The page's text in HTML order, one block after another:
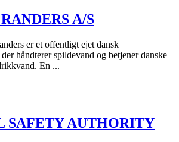
A/S
er et offentligt ejet dansk
håndterer spildevand og betjener danske
En ...
SAFETY AUTHORITY